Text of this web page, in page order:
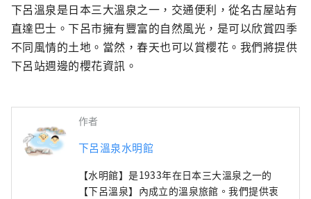
下呂溫泉是日本三大溫泉之一，交通便利，從名古屋站有
直達巴士。下呂市擁有豐富的自然風光，是可以欣賞四季
不同風情的土地。當然，春天也可以賞櫻花。我們將提供
下呂站週邊的櫻花資訊。
作者
下呂溫泉水明館
【水明館】是1933年在日本三大溫泉之一的
【下呂溫泉】內成立的溫泉旅館。我們提供衷